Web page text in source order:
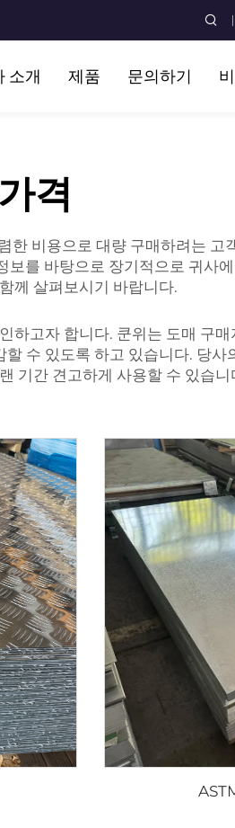
소개 제품 문의하기
격
비용으로 대량 구매하려는 고
를 바탕으로 장기적으로 귀사
께 살펴보시기 바랍니다.
하고자 합니다. 쿤위는 도매 구
수 있도록 하고 있습니다. 당사
기간 견고하게 사용할 수 있습